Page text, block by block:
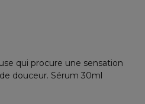
qui procure une sensation
douceur. Sérum 30ml